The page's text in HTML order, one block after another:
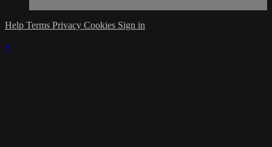
Help Terms Privacy Cookies Sign in
×